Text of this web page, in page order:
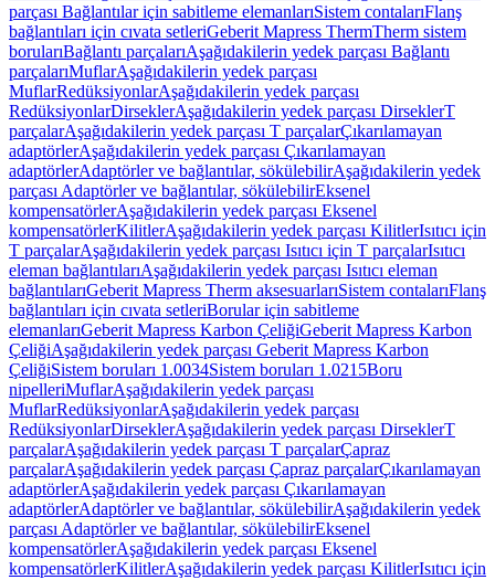
parçası Bağlantılar için sabitleme elemanlarıSistem contalarıFlanş
bağlantıları için cıvata setleriGeberit Mapress ThermTherm sistem
borularıBağlantı parçalarıAşağıdakilerin yedek parçası Bağlantı
parçalarıMuflarAşağıdakilerin yedek parçası
MuflarRedüksiyonlarAşağıdakilerin yedek parçası
RedüksiyonlarDirseklerAşağıdakilerin yedek parçası DirseklerT
parçalarAşağıdakilerin yedek parçası T parçalarÇıkarılamayan
adaptörlerAşağıdakilerin yedek parçası Çıkarılamayan
adaptörlerAdaptörler ve bağlantılar, sökülebilirAşağıdakilerin yedek
parçası Adaptörler ve bağlantılar, sökülebilirEksenel
kompensatörlerAşağıdakilerin yedek parçası Eksenel
kompensatörlerKilitlerAşağıdakilerin yedek parçası KilitlerIsıtıcı için
T parçalarAşağıdakilerin yedek parçası Isıtıcı için T parçalarIsıtıcı
eleman bağlantılarıAşağıdakilerin yedek parçası Isıtıcı eleman
bağlantılarıGeberit Mapress Therm aksesuarlarıSistem contalarıFlanş
bağlantıları için cıvata setleriBorular için sabitleme
elemanlarıGeberit Mapress Karbon ÇeliğiGeberit Mapress Karbon
ÇeliğiAşağıdakilerin yedek parçası Geberit Mapress Karbon
ÇeliğiSistem boruları 1.0034Sistem boruları 1.0215Boru
nipelleriMuflarAşağıdakilerin yedek parçası
MuflarRedüksiyonlarAşağıdakilerin yedek parçası
RedüksiyonlarDirseklerAşağıdakilerin yedek parçası DirseklerT
parçalarAşağıdakilerin yedek parçası T parçalarÇapraz
parçalarAşağıdakilerin yedek parçası Çapraz parçalarÇıkarılamayan
adaptörlerAşağıdakilerin yedek parçası Çıkarılamayan
adaptörlerAdaptörler ve bağlantılar, sökülebilirAşağıdakilerin yedek
parçası Adaptörler ve bağlantılar, sökülebilirEksenel
kompensatörlerAşağıdakilerin yedek parçası Eksenel
kompensatörlerKilitlerAşağıdakilerin yedek parçası KilitlerIsıtıcı için